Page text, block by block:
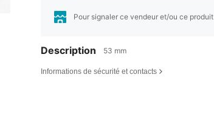
Pour signaler ce vendeur et/ou ce produit
Description 53 mm
Informations de sécurité et contacts